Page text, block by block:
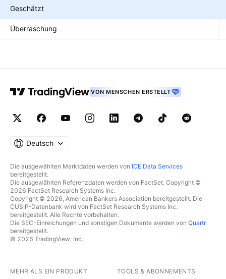
Geschätzt
Überraschung
VON MENSCHEN ERSTELLT
Deutsch
Die ausgewählten Marktdaten werden von ICE Data Services
bereitgestellt.
Die ausgewählten Referenzdaten werden von FactSet. Copyright ©
2026 FactSet Research Systems Inc.
Copyright © 2026, American Bankers Association bereitgestellt. Die
CUSIP-Datenbank wird von FactSet Research Systems Inc.
bereitgestellt. Alle Rechte vorbehalten.
Die SEC-Einreichungen und sonstigen Dokumente werden von Quartr
bereitgestellt.
© 2026 TradingView, Inc.
MEHR ALS EIN PRODUKT TOOLS & ABONNEMENTS